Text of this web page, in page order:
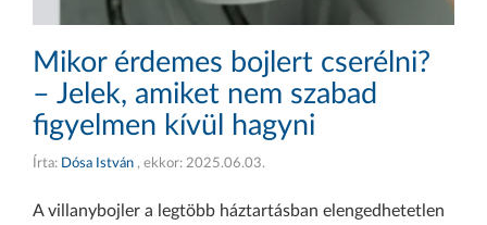
Mikor érdemes bojlert cserélni?
– Jelek, amiket nem szabad
figyelmen kívül hagyni
Írta: Dósa István , ekkor: 2025.06.03.
A villanybojler a legtöbb háztartásban elengedhetetlen